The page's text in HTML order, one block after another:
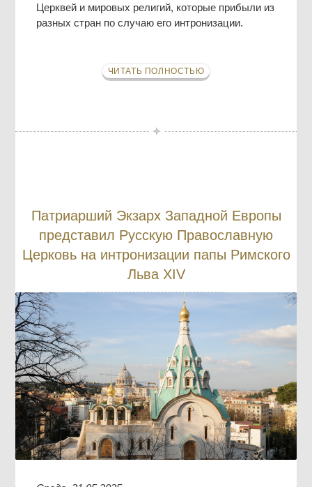
Церквей и мировых религий, которые прибыли из
разных стран по случаю его интронизации.
ЧИТАТЬ ПОЛНОСТЬЮ
Патриарший Экзарх Западной Европы
представил Русскую Православную
Церковь на интронизации папы Римского
Льва XIV